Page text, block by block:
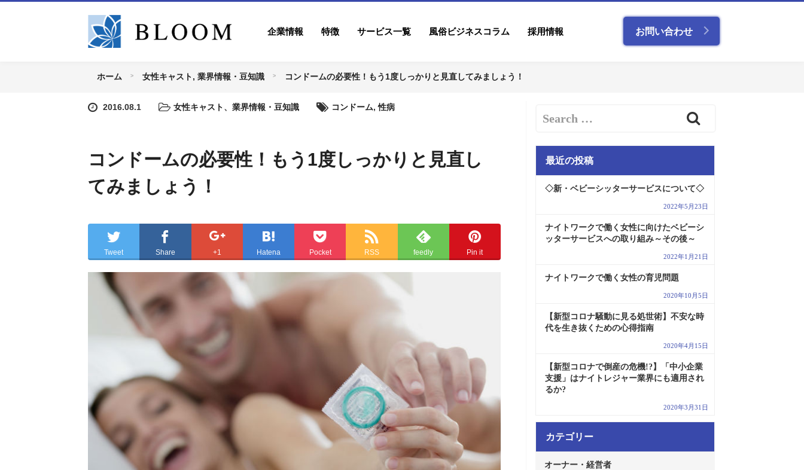
企業情報 特徴 サービス一覧 風俗ビジネスコラム 採用情報 お問い合わせ
ホーム 女性キャスト , 業界情報・豆知識 コンドームの必要性！もう1度しっかりと見直してみましょう！
2016.08.1 女性キャスト、 業界情報・豆知識 コンドーム,性病
コンドームの必要性！もう1度しっかりと見直し
てみましょう！
Tweet Share +1 Hatena Pocket RSS feedly Pin it
最近の投稿
◇新・ベビーシッターサービスについて◇
2022年5月23日
ナイトワークで働く女性に向けたベビーシ
ッターサービスへの取り組み～その後～
2022年1月21日
ナイトワークで働く女性の育児問題
2020年10月5日
【新型コロナ騒動に見る処世術】不安な時
代を生き抜くための心得指南
2020年4月15日
【新型コロナで倒産の危機!?】「中小企業
支援」はナイトレジャー業界にも適用され
るか?
2020年3月31日
カテゴリー
オーナー・経営者